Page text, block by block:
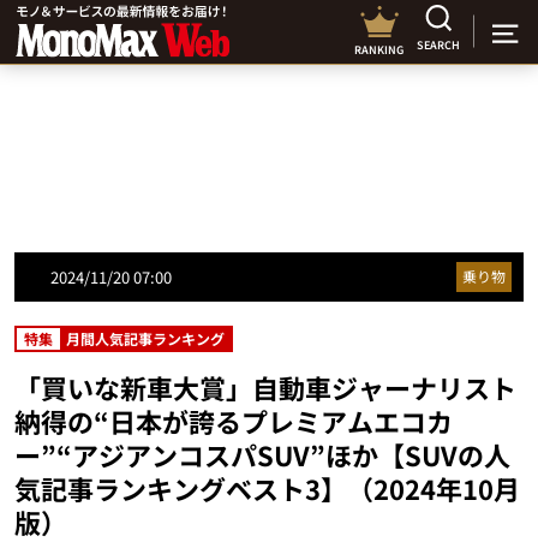
RANKING SEARCH
2024/11/20 07:00 乗り物
特集 月間人気記事ランキング
「買いな新車大賞」自動車ジャーナリスト
納得の“日本が誇るプレミアムエコカ
ー”“アジアンコスパSUV”ほか【SUVの人
気記事ランキングベスト3】（2024年10月
版）